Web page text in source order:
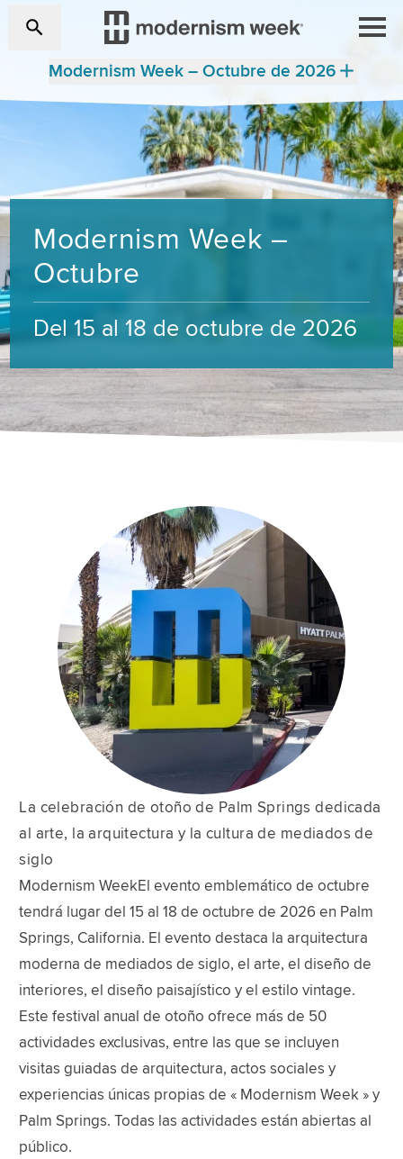
Modernism Week – Octubre de 2026
Modernism Week –
Octubre
Del 15 al 18 de octubre de 2026
La celebración de otoño de Palm Springs dedicada
al arte, la arquitectura y la cultura de mediados de
siglo
Modernism WeekEl evento emblemático de octubre
tendrá lugar del 15 al 18 de octubre de 2026 en Palm
Springs, California. El evento destaca la arquitectura
moderna de mediados de siglo, el arte, el diseño de
interiores, el diseño paisajístico y el estilo vintage.
Este festival anual de otoño ofrece más de 50
actividades exclusivas, entre las que se incluyen
visitas guiadas de arquitectura, actos sociales y
experiencias únicas propias de « Modernism Week » y
Palm Springs. Todas las actividades están abiertas al
público.